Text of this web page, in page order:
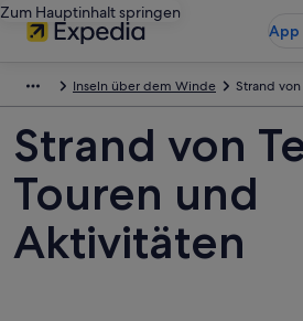
Zum Hauptinhalt springen
Inseln über dem Winde Strand von
Strand von
Touren und
Aktivitäten